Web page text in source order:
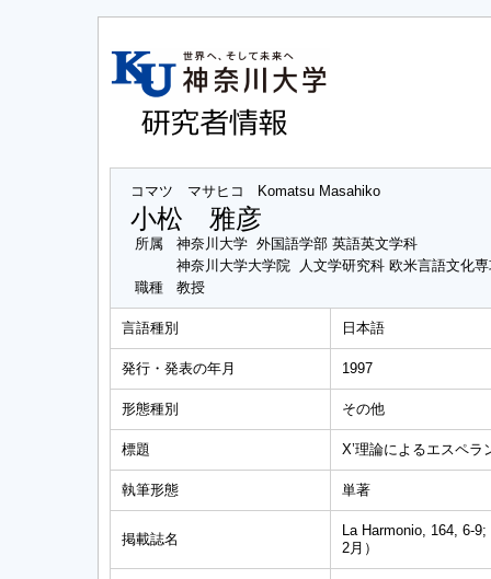
コマツ マサヒコ Komatsu Masahiko
小松 雅彦
所属
神奈川大学 外国語学部 英語英文学科
神奈川大学大学院 人文学研究科 欧米言語文化
職種
教授
言語種別 日本語
発行・発表の年月 1997
形態種別 その他
標題 X’理論によるエスペラ
執筆形態 単著
掲載誌名
La Harmonio, 164, 6-
2月）